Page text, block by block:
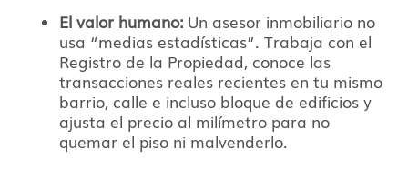
El valor humano: Un asesor inmobiliario no
usa “medias estadísticas”. Trabaja con el
Registro de la Propiedad, conoce las
transacciones reales recientes en tu mismo
barrio, calle e incluso bloque de edificios y
ajusta el precio al milímetro para no
quemar el piso ni malvenderlo.